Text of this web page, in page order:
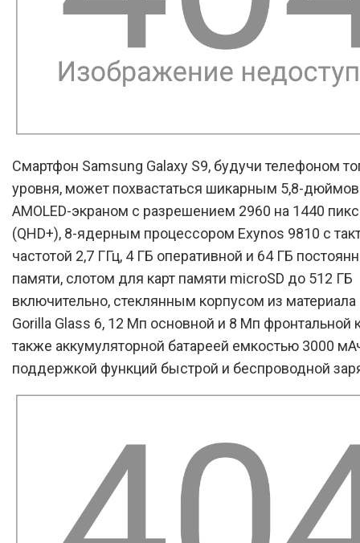
Смартфон Samsung Galaxy S9, будучи телефоном
уровня, может похвастаться шикарным 5,8-
AMOLED-экраном с разрешением 2960 на 1440
(QHD+), 8-ядерным процессором Exynos 9810 с
частотой 2,7 ГГц, 4 ГБ оперативной и 64 ГБ
памяти, слотом для карт памяти microSD до 512 ГБ
включительно, стеклянным корпусом из материала
Gorilla Glass 6, 12 Мп основной и 8 Мп фронтальной
также аккумуляторной батареей емкостью 3000
поддержкой функций быстрой и беспроводной